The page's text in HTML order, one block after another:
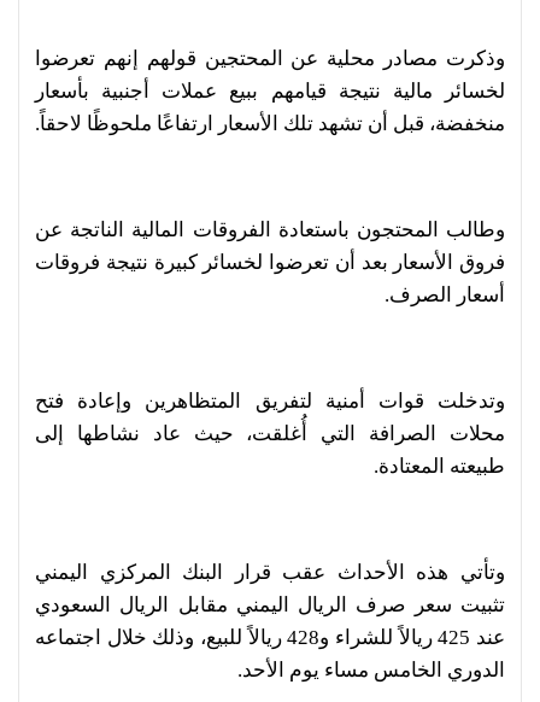
وذكرت مصادر محلية عن المحتجين قولهم إنهم تعرضوا
لخسائر مالية نتيجة قيامهم ببيع عملات أجنبية بأسعار
منخفضة، قبل أن تشهد تلك الأسعار ارتفاعًا ملحوظًا لاحقاً.
وطالب المحتجون باستعادة الفروقات المالية الناتجة عن
فروق الأسعار بعد أن تعرضوا لخسائر كبيرة نتيجة فروقات
أسعار الصرف.
وتدخلت قوات أمنية لتفريق المتظاهرين وإعادة فتح
محلات الصرافة التي أُغلقت، حيث عاد نشاطها إلى
طبيعته المعتادة.
وتأتي هذه الأحداث عقب قرار البنك المركزي اليمني
تثبيت سعر صرف الريال اليمني مقابل الريال السعودي
عند 425 ريالاً للشراء و428 ريالاً للبيع، وذلك خلال اجتماعه
الدوري الخامس مساء يوم الأحد.